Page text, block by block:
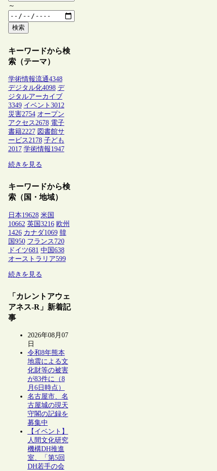
～
検索
キーワードから検
索（テーマ）
学術情報流通4348
デジタル化4098 デ
ジタルアーカイブ
3349 イベント 3012
災害2754 オープン
アクセス2678 電子
書籍2227 図書館サ
ービス2178 子ども
2017 学術情報1947
続きを見る
キーワードから検
索（国・地域）
日本19628 米国
10662 英国 3216 欧州
1426 カナダ1069 韓
国 950 フランス 720
ドイツ681 中国 638
オーストラリア599
続きを見る
「カレントアウェ
アネス-R」新着記
事
2026年08月07
日
令和8年熊本
地震による文
化財等の被害
が83件に（8
月6日時点）
名古屋市、名
古屋城の現天
守閣の記録を
募集中
【イベント】
人間文化研究
機構DH推進
室、「第5回
DH若手の会